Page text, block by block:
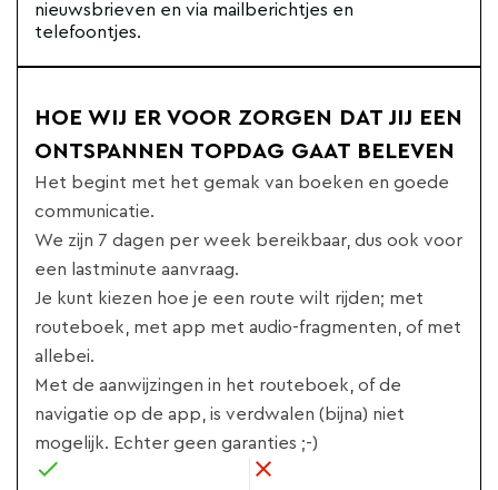
nieuwsbrieven en via mailberichtjes en
telefoontjes.
HOE WIJ ER VOOR ZORGEN DAT JIJ EEN
ONTSPANNEN TOPDAG GAAT BELEVEN
Het begint met het gemak van boeken en goede
communicatie.
We zijn 7 dagen per week bereikbaar, dus ook voor
een lastminute aanvraag.
Je kunt kiezen hoe je een route wilt rijden; met
routeboek, met app met audio-fragmenten, of met
allebei.
Met de aanwijzingen in het routeboek, of de
navigatie op de app, is verdwalen (bijna) niet
mogelijk. Echter geen garanties ;-)